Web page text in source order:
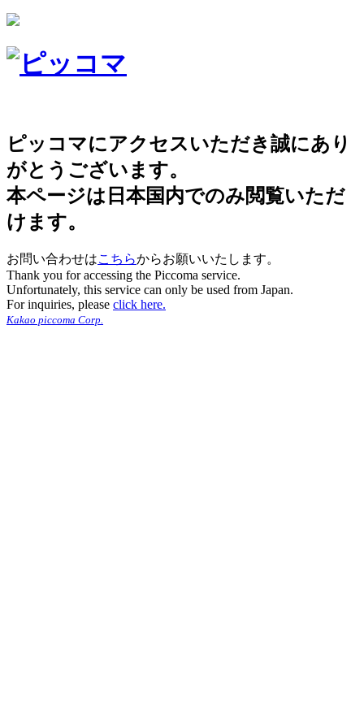
ピッコマにアクセスいただき誠にあり
がとうございます。
本ページは日本国内でのみ閲覧いただ
けます。
お問い合わせはこちらからお願いいたします。
Thank you for accessing the Piccoma service.
Unfortunately, this service can only be used from Japan.
For inquiries, please click here.
Kakao piccoma Corp.